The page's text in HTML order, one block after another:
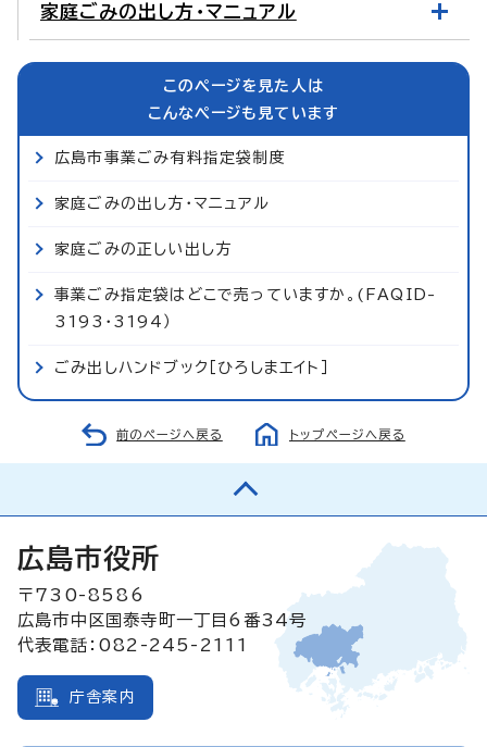
家庭ごみの出し方・マニュアル
このページを見た人は
こんなページも見ています
広島市事業ごみ有料指定袋制度
家庭ごみの出し方・マニュアル
家庭ごみの正しい出し方
事業ごみ指定袋はどこで売っていますか。(FAQID-
3193・3194）
ごみ出しハンドブック［ひろしまエイト］
前のページへ戻る トップページへ戻る
広島市役所
〒730-8586
広島市中区国泰寺町一丁目6番34号
代表電話：082-245-2111
庁舎案内